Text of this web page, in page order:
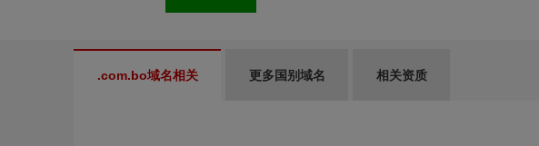
.com.bo域名相关 更多国别域名 相关资质